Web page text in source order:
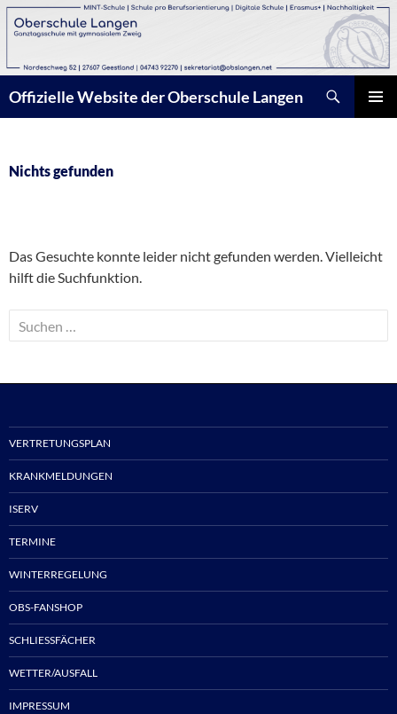
Zum
Inhalt
Offizielle Website der Oberschule Langen
Nichts gefunden
Das Gesuchte konnte leider nicht gefunden werden. Vielleicht
hilft die Suchfunktion.
Suchen
nach:
VERTRETUNGSPLAN
KRANKMELDUNGEN
ISERV
TERMINE
WINTERREGELUNG
OBS-FANSHOP
SCHLIESSFÄCHER
WETTER/AUSFALL
IMPRESSUM